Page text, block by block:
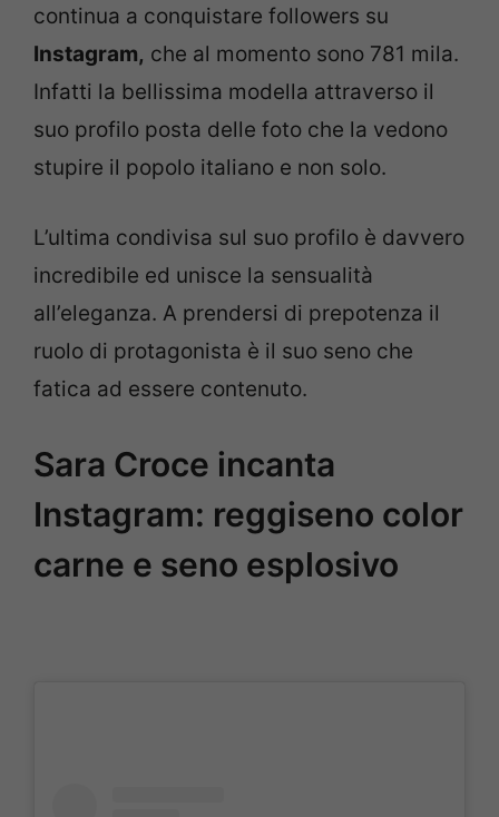
continua a conquistare followers su
Instagram, che al momento sono 781 mila.
Infatti la bellissima modella attraverso il
suo profilo posta delle foto che la vedono
stupire il popolo italiano e non solo.
L’ultima condivisa sul suo profilo è davvero
incredibile ed unisce la sensualità
all’eleganza. A prendersi di prepotenza il
ruolo di protagonista è il suo seno che
fatica ad essere contenuto.
Sara Croce incanta
Instagram: reggiseno color
carne e seno esplosivo